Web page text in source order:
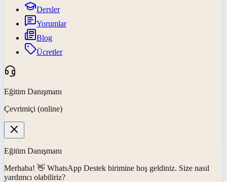
Dersler
Yorumlar
Blog
Ücretler
Eğitim Danışmanı
Çevrimiçi (online)
Eğitim Danışmanı
Merhaba! 👋 WhatsApp Destek birimine hoş geldiniz. Size nasıl
yardımcı olabiliriz?